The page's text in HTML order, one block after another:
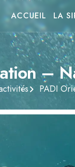
ACCUEIL LA
–
PADI